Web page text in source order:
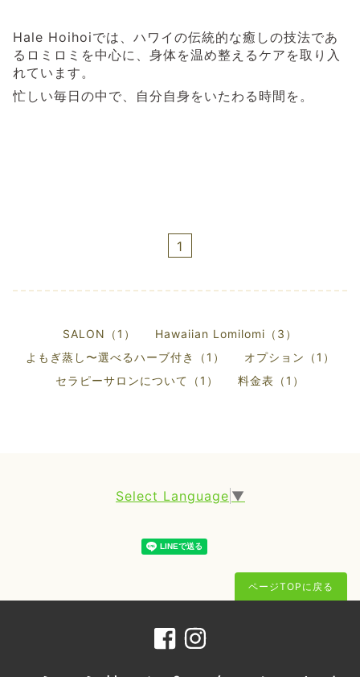
Hale Hoihoiでは、ハワイの伝統的な癒しの技法であ
るロミロミを中心に、身体を温め整えるケアを取り入
れています。
忙しい毎日の中で、自分自身をいたわる時間を。
1
SALON（1）
Hawaiian Lomilomi（3）
よもぎ蒸し〜選べるハーブ付き（1）
オプション（1）
セラピーサロンについて（1）
料金表（1）
Select Language ▼
ページTOPに戻る